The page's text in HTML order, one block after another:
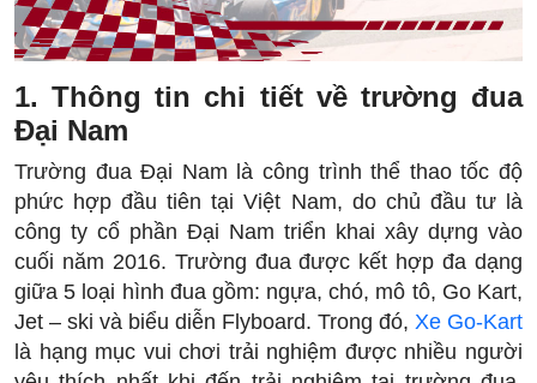
1. Thông tin chi tiết về trường đua
Đại Nam
Trường đua Đại Nam là công trình thể thao tốc độ
phức hợp đầu tiên tại Việt Nam, do chủ đầu tư là
công ty cổ phần Đại Nam triển khai xây dựng vào
cuối năm 2016. Trường đua được kết hợp đa dạng
giữa 5 loại hình đua gồm: ngựa, chó, mô tô, Go Kart,
Jet – ski và biểu diễn Flyboard. Trong đó, Xe Go-Kart
là hạng mục vui chơi trải nghiệm được nhiều người